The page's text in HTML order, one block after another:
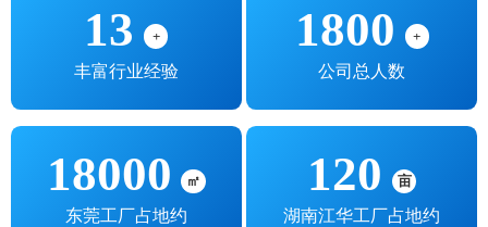
13 +
丰富行业经验
1800 +
公司总人数
18000 ㎡
东莞工厂占地约
120 亩
湖南江华工厂占地约